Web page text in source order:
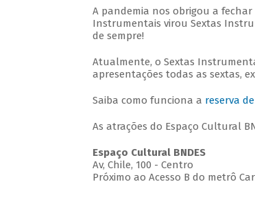
A pandemia nos obrigou a
Instrumentais virou Sextas
de sempre!
Atualmente, o Sextas
apresentações todas as sextas,
Saiba como funciona a reserva
As atrações do Espaço Cultural
Espaço Cultural BNDES
Av, Chile, 100 - Centro
Próximo ao Acesso B do metrô